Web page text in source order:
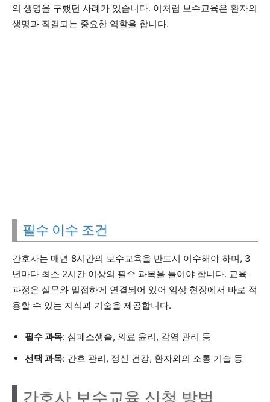
의 생명을 구했던 사례가 있습니다. 이처럼 보수교육은 환자의
생명과 직결되는 중요한 역할을 합니다.
필수 이수 조건
간호사는 매년 8시간의 보수교육을 반드시 이수해야 하며, 3
년마다 최소 2시간 이상의 필수 과목을 들어야 합니다. 교육
과정은 실무와 밀접하게 연결되어 있어 임상 현장에서 바로 적
용할 수 있는 지식과 기술을 제공합니다.
필수 과목: 심폐소생술, 의료 윤리, 감염 관리 등
선택 과목: 간호 관리, 정신 건강, 환자와의 소통 기술 등
간호사 보수교육 신청 방법